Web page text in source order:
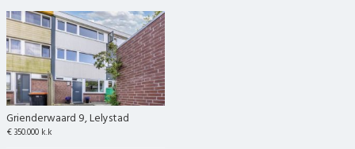
Grienderwaard 9, Lelystad
€ 350.000 k.k